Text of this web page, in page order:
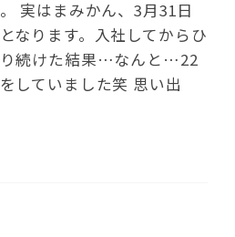
実はまみかん、3月31日
なります。入社してからひ
り続けた結果…なんと…22
していました笑 思い出